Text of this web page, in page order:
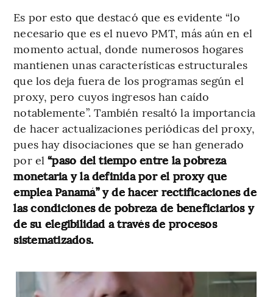
Es por esto que destacó que es evidente “lo
necesario que es el nuevo PMT, más aún en el
momento actual, donde numerosos hogares
mantienen unas características estructurales
que los deja fuera de los programas según el
proxy, pero cuyos ingresos han caído
notablemente”. También resaltó la importancia
de hacer actualizaciones periódicas del proxy,
pues hay disociaciones que se han generado
por el“paso del tiempo entre la pobreza
monetaria y la definida por el proxy que
emplea Panamá” y de hacer rectificaciones de
las condiciones de pobreza de beneficiarios y
de su elegibilidad a través de procesos
sistematizados.